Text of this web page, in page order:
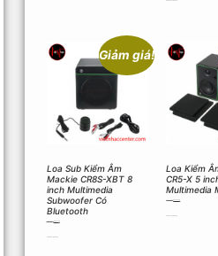
Giảm giá!
Loa Sub Kiểm Âm
Mackie CR8S-XBT 8
inch Multimedia
Subwoofer Có
Bluetooth
Loa Kiểm
CR5-X 5
Multimedia